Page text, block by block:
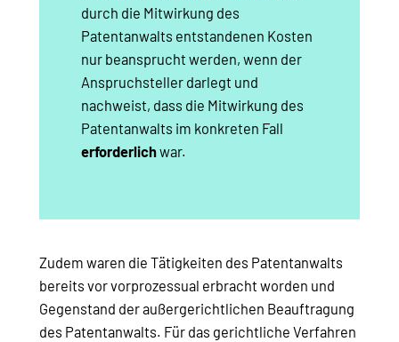
durch die Mitwirkung des
Patentanwalts entstandenen Kosten
nur beansprucht werden, wenn der
Anspruchsteller darlegt und
nachweist, dass die Mitwirkung des
Patentanwalts im konkreten Fall
erforderlichwar.
Zudem waren die Tätigkeiten des Patentanwalts
bereits vor vorprozessual erbracht worden und
Gegenstand der außergerichtlichen Beauftragung
des Patentanwalts. Für das gerichtliche Verfahren